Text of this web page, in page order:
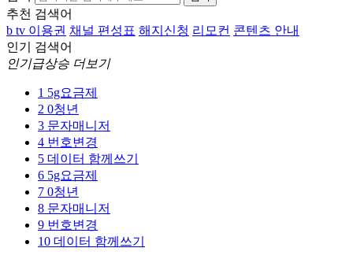
추천 검색어
b tv 이용권 채널 편성표 해지신청 리모컨 콘텐츠 안내
인기 검색어
인기급상승 더보기
1 5g요금제
2 0청년
3 문자매니저
4 번호변경
5 데이터 함께쓰기
6 5g요금제
7 0청년
8 문자매니저
9 번호변경
10 데이터 함께쓰기